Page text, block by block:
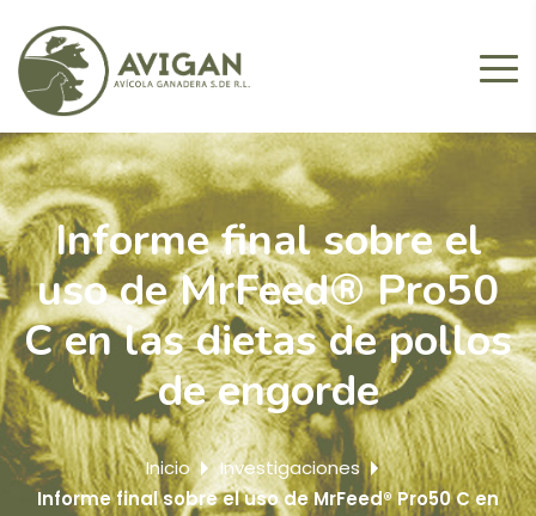
Informe final sobre el
uso de MrFeed® Pro50
C en las dietas de pollos
de engorde
Inicio
Investigaciones
Informe final sobre el uso de MrFeed® Pro50 C en